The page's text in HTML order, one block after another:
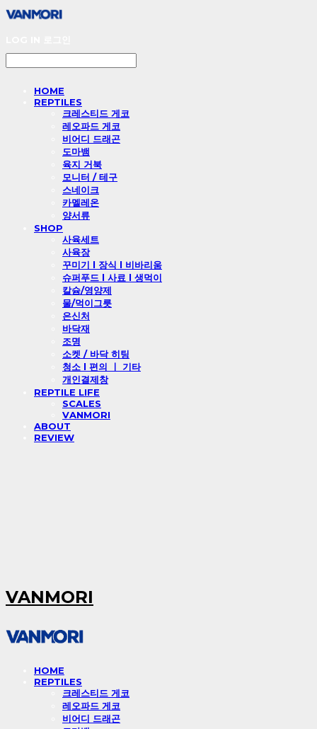
HOME
REPTILES
크레스티드 게코
레오파드 게코
비어디 드래곤
도마뱀
육지 거북
모니터 / 테구
스네이크
카멜레온
양서류
SHOP
사육세트
사육장
꾸미기 l 장식 l 비바리움
슈퍼푸드 l 사료 l 생먹이
칼슘/영양제
물/먹이그릇
은신처
바닥재
조명
소켓 / 바닥 히팅
청소 l 편의 ㅣ 기타
개인결제창
REPTILE LIFE
SCALES
VANMORI
ABOUT
REVIEW
VANMORI
HOME
REPTILES
크레스티드 게코
레오파드 게코
비어디 드래곤